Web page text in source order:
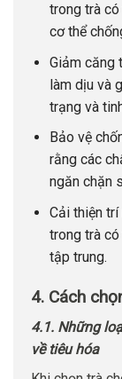
trong trà
cơ thể
Giảm căng
làm dịu và
trạng và
Bảo vệ
rằng các
ngăn chặn
Cải thiện
trong trà
tập trung.
4. Cách
4.1. Những
về tiêu hóa